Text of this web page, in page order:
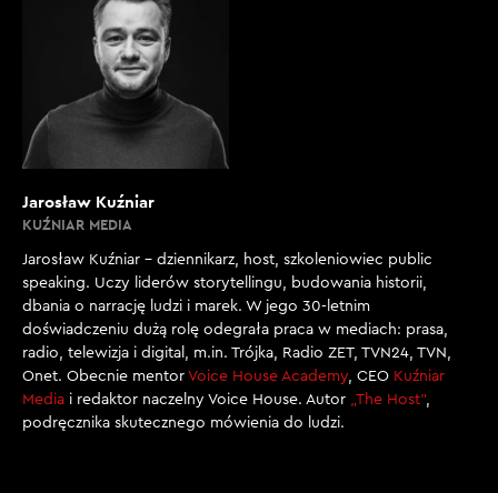
Jarosław Kuźniar
KUŹNIAR MEDIA
Jarosław Kuźniar – dziennikarz, host, szkoleniowiec public
speaking. Uczy liderów storytellingu, budowania historii,
dbania o narrację ludzi i marek. W jego 30-letnim
doświadczeniu dużą rolę odegrała praca w mediach: prasa,
radio, telewizja i digital, m.in. Trójka, Radio ZET, TVN24, TVN,
Onet. Obecnie mentor Voice House Academy, CEO Kuźniar
Media i redaktor naczelny Voice House. Autor „The Host”,
podręcznika skutecznego mówienia do ludzi.